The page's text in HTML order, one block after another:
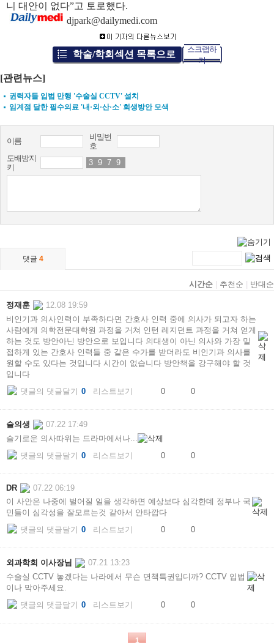
니 대안이 없다”고 토로했다.
djpark@dailymedi.com
학술/학회섹션 목록으로
스크랩하
기
[관련뉴스]
권력자들 입법 만행 '수술실 CCTV' 설치
임계점 달한 필수의료 '내·외·산·소' 회생방안 모색